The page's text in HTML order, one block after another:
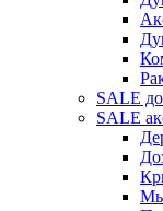
SALE
SALE